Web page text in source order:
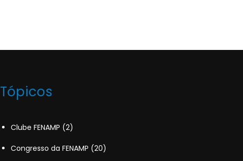
Tópicos
Clube FENAMP (2)
Congresso da FENAMP (20)